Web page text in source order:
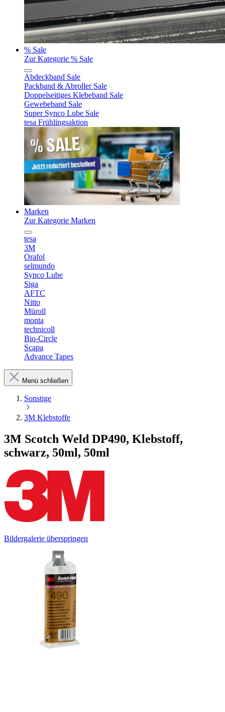
% Sale
Zur Kategorie % Sale
Abdeckband Sale
Packband & Abroller Sale
Doppelseitiges Klebeband Sale
Gewebeband Sale
Super Synco Lube Sale
tesa Frühlingsaktion
Marken
Zur Kategorie Marken
tesa
3M
Orafol
selmundo
Synco Lube
Siga
AFTC
Nitto
Müroll
monta
technicoll
Bio-Circle
Scapa
Advance Tapes
Menü schließen
Sonstige
3M Klebstoffe
3M Scotch Weld DP490, Klebstoff,
schwarz, 50ml, 50ml
Bildergalerie überspringen